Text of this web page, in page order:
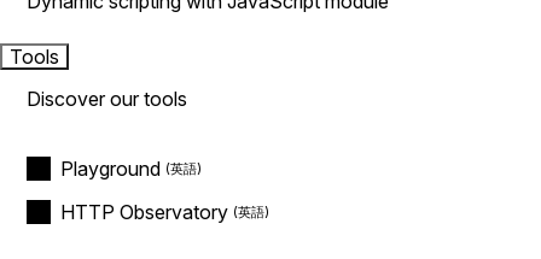
Tools
Discover our tools
Playground
HTTP Observatory